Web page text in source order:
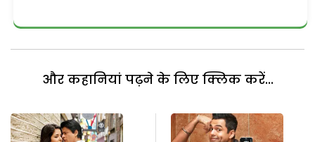
और कहानियां पढ़ने के लिए क्लिक करें...